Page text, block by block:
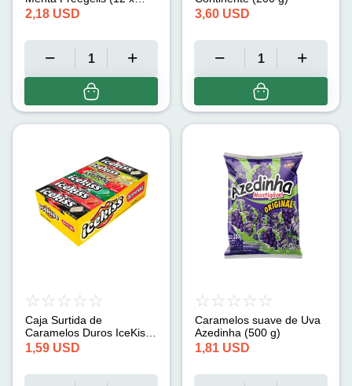
27.9 g)
2,18 USD 3,60 USD
Caja Surtida de
Caramelos Duros IceKiss
Azedinha (12 x 29 g)
1,59 USD
Caramelos suave de Uva
Azedinha (500 g)
1,81 USD